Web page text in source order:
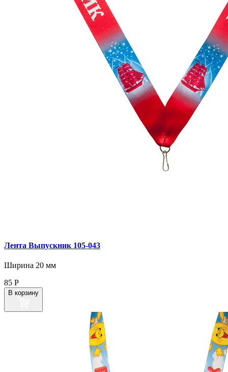
Лента Выпускник 105-043
Ширина 20 мм
85 Р
В корзину